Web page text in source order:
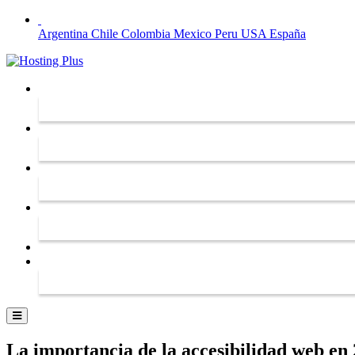
Argentina Chile Colombia Mexico Peru USA España
La importancia de la accesibilidad web en